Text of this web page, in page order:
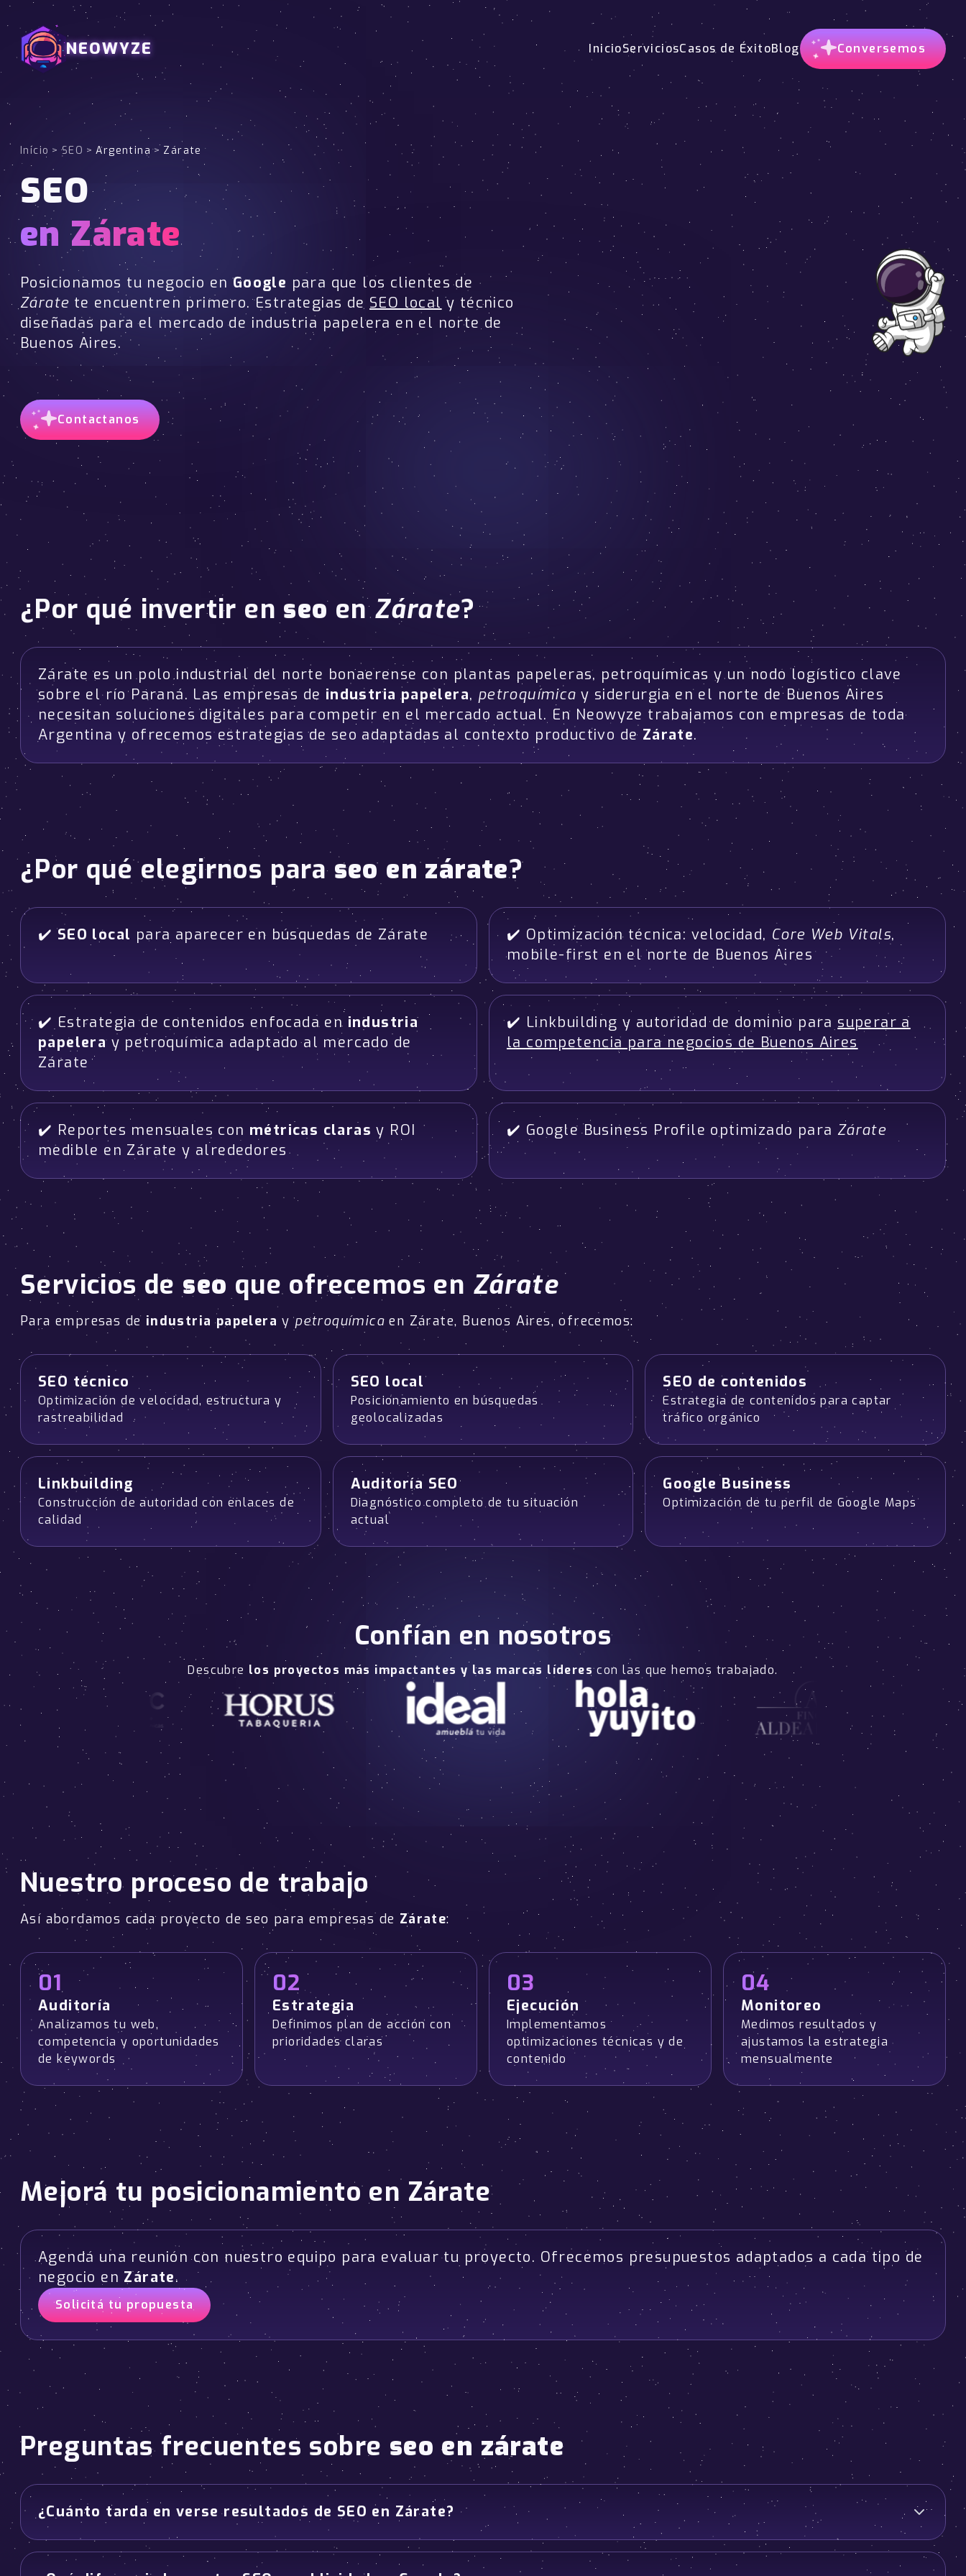
NEOWYZE InicioServiciosCasos de ÉxitoBlog Conversemos
Inicio > SEO > Argentina > Zárate
SEO
en Zárate
Posicionamos tu negocio enGoogle para que los clientes de
Zárate te encuentren primero. Estrategias de SEO local y técnico
diseñadas para el mercado de industria papelera en el norte de
Buenos Aires.
Contactanos
¿Por qué invertir en seoenZárate?
Zárate es un polo industrial del norte bonaerense con plantas papeleras, petroquímicas y un nodo logístico clave
sobre el río Paraná. Las empresas de industria papelera, petroquímica y siderurgia en el norte de Buenos Aires
necesitan soluciones digitales para competir en el mercado actual. En Neowyze trabajamos con empresas de toda
Argentina y ofrecemos estrategias de seo adaptadas al contexto productivo de Zárate.
¿Por qué elegirnos para seo en zárate?
✔️SEO local para aparecer en búsquedas de Zárate ✔️ Optimización técnica: velocidad, Core Web Vitals,
mobile-first en el norte de Buenos Aires
✔️ Estrategia de contenidos enfocada en industria
papeleray petroquímica adaptado al mercado de
Zárate
✔️ Linkbuilding y autoridad de dominio para superar a
la competencia para negocios de Buenos Aires
✔️ Reportes mensuales con métricas claras y ROI
medible en Zárate y alrededores
✔️ Google Business Profile optimizado para Zárate
Servicios de seo que ofrecemos en Zárate
Para empresas de industria papelera ypetroquímica en Zárate, Buenos Aires, ofrecemos:
SEO técnico
Optimización de velocidad, estructura y
rastreabilidad
SEO local
Posicionamiento en búsquedas
geolocalizadas
SEO de contenidos
Estrategia de contenidos para captar
tráfico orgánico
Linkbuilding
Construcción de autoridad con enlaces de
calidad
Auditoría SEO
Diagnóstico completo de tu situación
actual
Google Business
Optimización de tu perfil de Google Maps
Confían en nosotros
Descubre los proyectos más impactantes y las marcas líderescon las que hemos trabajado.
Nuestro proceso de trabajo
Así abordamos cada proyecto de seo para empresas de Zárate:
01
Auditoría
Analizamos tu web,
competencia y oportunidades
de keywords
02
Estrategia
Definimos plan de acción con
prioridades claras
03
Ejecución
Implementamos
optimizaciones técnicas y de
contenido
04
Monitoreo
Medimos resultados y
ajustamos la estrategia
mensualmente
Mejorá tu posicionamiento en Zárate
Agendá una reunión con nuestro equipo para evaluar tu proyecto. Ofrecemos presupuestos adaptados a cada tipo de
negocio en Zárate.
Solicitá tu propuesta
Preguntas frecuentes sobre seo en zárate
¿Cuánto tarda en verse resultados de SEO en Zárate?